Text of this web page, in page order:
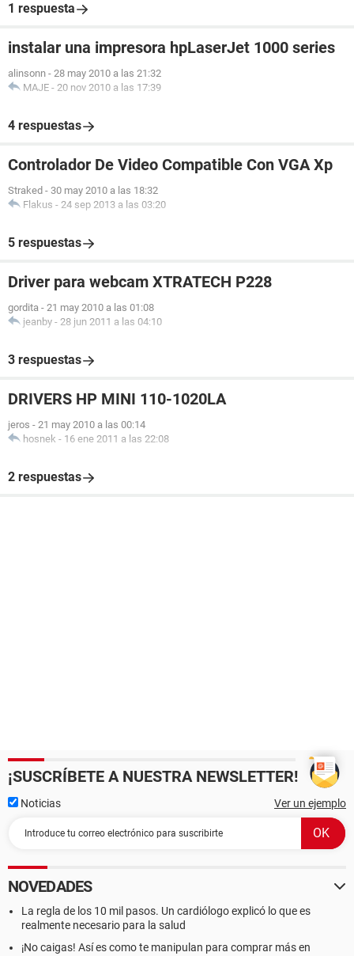
1 respuesta
instalar una impresora hpLaserJet 1000 series
alinsonn - 28 may 2010 a las 21:32
MAJE - 20 nov 2010 a las 17:39
4 respuestas
Controlador De Video Compatible Con VGA Xp
Straked - 30 may 2010 a las 18:32
Flakus - 24 sep 2013 a las 03:20
5 respuestas
Driver para webcam XTRATECH P228
gordita - 21 may 2010 a las 01:08
jeanby - 28 jun 2011 a las 04:10
3 respuestas
DRIVERS HP MINI 110-1020LA
jeros - 21 may 2010 a las 00:14
hosnek - 16 ene 2011 a las 22:08
2 respuestas
¡SUSCRÍBETE A NUESTRA NEWSLETTER!
Noticias Ver un ejemplo
NOVEDADES
La regla de los 10 mil pasos. Un cardiólogo explicó lo que es
realmente necesario para la salud
¡No caigas! Así es como te manipulan para comprar más en